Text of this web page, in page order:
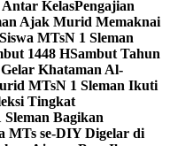
Antar KelasPengajian
Ajak Murid Memaknai
MTsN 1 Sleman
1448 HSambut Tahun
Khataman Al-
MTsN 1 Sleman Ikuti
Tingkat
Bagikan
MTs se-DIY Digelar di